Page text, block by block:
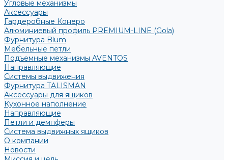
Угловые механизмы
Аксессуары
Гардеробные Конеро
Алюминиевый профиль PREMIUM-LINE (Gola)
Фурнитура Blum
Мебельные петли
Подъемные механизмы AVENTOS
Направляющие
Системы выдвижения
Фурнитура TALISMAN
Аксессуары для ящиков
Кухонное наполнение
Направляющие
Петли и демпферы
Система выдвижных ящиков
О компании
Новости